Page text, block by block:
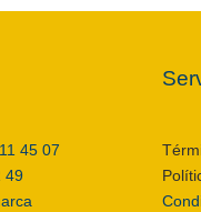
45 07
49